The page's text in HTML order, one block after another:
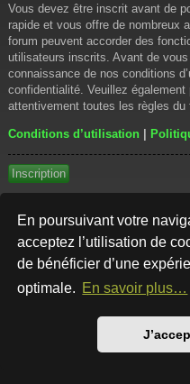
En poursuivant votre
acceptez l’utilisation de
de bénéficier d’une
optimale. En savoir plus…
Vous devez être inscrit avant de
rapide et vous offre de nombreux
forum peuvent accorder des
utilisateurs inscrits. Avant de
connaissance de nos conditions
confidentialité. Veuillez
attentivement toutes les règles du
Conditions d’utilisation |
Inscription
Accueil du forum
Développé parphpBB®
Style par
Traduction